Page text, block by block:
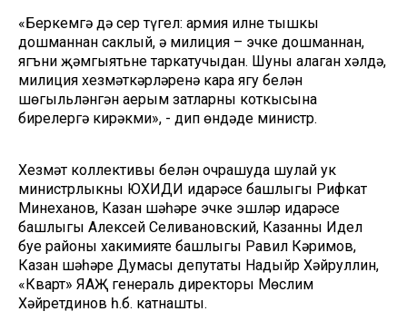
«Беркемгә дә сер түгел: армия илне тышкы
дошманнан саклый, ә милиция – эчке дошманнан,
ягъни җәмгыятьне таркатучыдан. Шуны аңлаган хәлдә,
милиция хезмәткәрләренә кара ягу белән
шөгыльләнгән аерым затларның коткысына
бирелергә кирәкми», - дип өндәде министр.
Хезмәт коллективы белән очрашуда шулай ук
министрлыкның ЮХИДИ идарәсе башлыгы Рифкат
Миңнеханов, Казан шәһәре эчке эшләр идарәсе
башлыгы Алексей Селивановский, Казанның Идел
буе районы хакимияте башлыгы Равил Кәримов,
Казан шәһәре Думасы депутаты Надыйр Хәйруллин,
«Кварт» ЯАҖ генераль директоры Мөслим
Хәйретдинов һ.б. катнашты.